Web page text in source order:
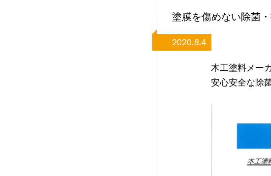
塗膜を傷めない除菌
2020.8.4
木工塗料メー
安心安全な除